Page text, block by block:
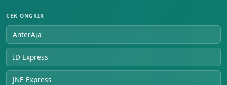
CEK ONGKIR
AnterAja
ID Express
JNE Express